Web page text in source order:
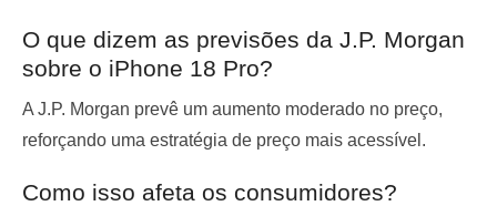
O que dizem as previsões da J.P. Morgan
sobre o iPhone 18 Pro?
A J.P. Morgan prevê um aumento moderado no preço,
reforçando uma estratégia de preço mais acessível.
Como isso afeta os consumidores?